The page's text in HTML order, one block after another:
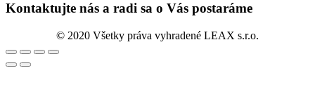
Kontaktujte nás a radi sa o Vás postaráme
© 2020 Všetky práva vyhradené LEAX s.r.o.